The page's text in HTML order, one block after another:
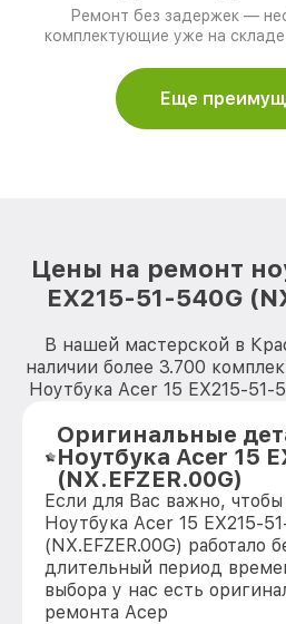
Ремонт без задержек —
комплектующие уже на
Еще
Цены на ремонт
EX215-51-540G
В нашей мастерской в
наличии более 3.700
Ноутбука Acer 15 EX215-51-
Оригинальные
Ноутбука Acer 15
(NX.EFZER.00G)
Если для Вас важно,
Ноутбука Acer 15 EX215-
(NX.EFZER.00G) работало
длительный период
выбора у нас есть
ремонта Асер